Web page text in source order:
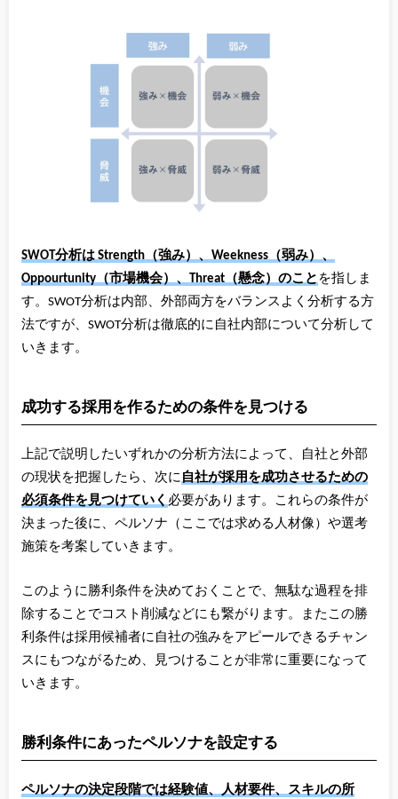
SWOT分析は Strength（強み）、Weekness（弱み）、
Oppourtunity（市場機会）、Threat（懸念）のこと を指しま
す。SWOT分析は内部、外部両方をバランスよく分析する方
法ですが、SWOT分析は徹底的に自社内部について分析して
いきます。
成功する採用を作るための条件を見つける
上記で説明したいずれかの分析方法によって、自社と外部
の現状を把握したら、次に 自社が採用を成功させるための
必須条件を見つけていく 必要があります。これらの条件が
決まった後に、ペルソナ（ここでは求める人材像）や選考
施策を考案していきます。
このように勝利条件を決めておくことで、無駄な過程を排
除することでコスト削減などにも繋がります。またこの勝
利条件は採用候補者に自社の強みをアピールできるチャン
スにもつながるため、見つけることが非常に重要になって
いきます。
勝利条件にあったペルソナを設定する
ペルソナの決定段階では経験値、人材要件、スキルの所